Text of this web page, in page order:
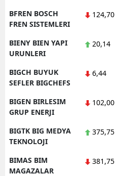
BFREN BOSCH
FREN SISTEMLERI
124,70
BIENY BIEN YAPI
URUNLERI
20,14
BIGCH BUYUK
SEFLER BIGCHEFS
6,44
BIGEN BIRLESIM
GRUP ENERJI
102,00
BIGTK BIG MEDYA
TEKNOLOJI
375,75
BIMAS BIM
MAGAZALAR
381,75